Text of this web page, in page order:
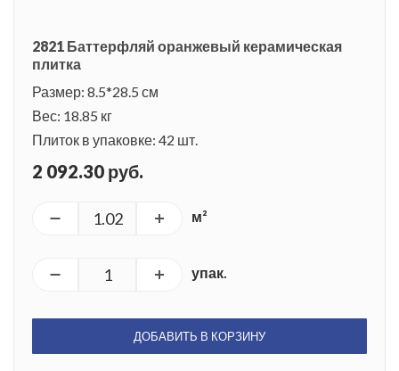
2821 Баттерфляй оранжевый керамическая
плитка
Размер: 8.5*28.5 см
Вес: 18.85 кг
Плиток в упаковке: 42 шт.
2 092.30 руб.
м²
упак.
ДОБАВИТЬ В КОРЗИНУ